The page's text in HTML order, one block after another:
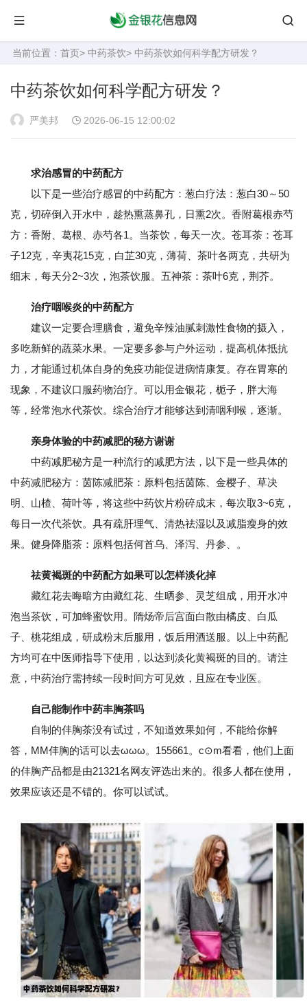
当前位置： 首页> 中药茶饮> 中药茶饮如何科学配方研发？
中药茶饮如何科学配方研发？
严美邦 2026-06-15 12:00:02
求治感冒的中药配方
以下是一些治疗感冒的中药配方：葱白疗法：葱白30～50
克，切碎倒入开水中，趁热熏蒸鼻孔，日熏2次。香附葛根赤芍
方：香附、葛根、赤芍各1。当茶饮，每天一次。苍耳茶：苍耳
子12克，辛夷花15克，白芷30克，薄荷、茶叶各两克，共研为
细末，每天分2~3次，泡茶饮服。五神茶：茶叶6克，荆芥。
治疗咽喉炎的中药配方
建议一定要合理膳食，避免辛辣油腻刺激性食物的摄入，
多吃新鲜的蔬菜水果。一定要多参与户外运动，提高机体抵抗
力，才能通过机体自身的免疫功能促进病情康复。存在胃寒的
现象，不建议口服药物治疗。可以用金银花，栀子，胖大海
等，经常泡水代茶饮。综合治疗才能够达到清咽利喉，逐渐。
亲身体验的中药减肥的秘方谢谢
中药减肥秘方是一种流行的减肥方法，以下是一些具体的
中药减肥秘方：茵陈减肥茶：原料包括茵陈、金樱子、草决
明、山楂、荷叶等，将这些中药饮片粉碎成末，每次取3~6克，
每日一次代茶饮。具有疏肝理气、清热祛湿以及减脂瘦身的效
果。健身降脂茶：原料包括何首乌、泽泻、丹参、。
祛黄褐斑的中药配方如果可以怎样淡化掉
藏红花去晦暗方由藏红花、生晒参、灵芝组成，用开水冲
泡当茶饮，可加蜂蜜饮用。隋炀帝后宫面白散由橘皮、白瓜
子、桃花组成，研成粉末后服用，饭后用酒送服。以上中药配
方均可在中医师指导下使用，以达到淡化黄褐斑的目的。请注
意，中药治疗需持续一段时间方可见效，且应在专业医。
自己能制作中药丰胸茶吗
自制的仹胸茶没有试过，不知道效果如何，不能给你解
答，MM仹胸的话可以去ωωω。155661。c⊙m看看，他们上面
的仹胸产品都是由21321名网友评选出来的。很多人都在使用，
效果应该还是不错的。你可以试试。